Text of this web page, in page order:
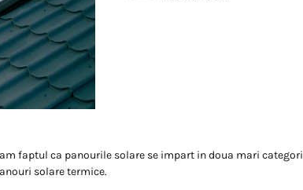
faptul ca panourile solare se impart in doua mari
solare termice.